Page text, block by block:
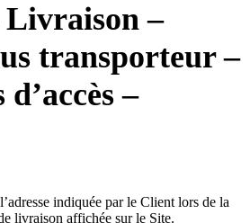
–
transporteur –
–
indiquée par le Client lors de la
livraison affichée sur le Site.